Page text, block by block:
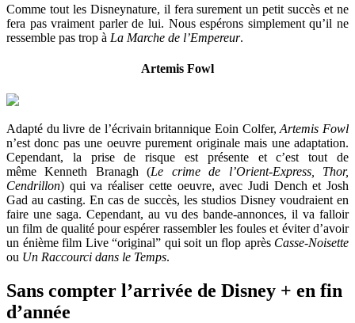
Comme tout les Disneynature, il fera surement un petit succès et ne
fera pas vraiment parler de lui. Nous espérons simplement qu’il ne
ressemble pas trop à La Marche de l’Empereur.
Artemis Fowl
Adapté du livre de l’écrivain britannique Eoin Colfer,Artemis Fowl
n’est donc pas une oeuvre purement originale mais une adaptation.
Cependant, la prise de risque est présente et c’est tout de
même Kenneth Branagh (Le crime de l’Orient-Express, Thor,
Cendrillon) qui va réaliser cette oeuvre, avec Judi Dench et Josh
Gad au casting. En cas de succès, les studios Disney voudraient en
faire une saga. Cependant, au vu des bande-annonces, il va falloir
un film de qualité pour espérer rassembler les foules et éviter d’avoir
un énième film Live “original” qui soit un flop après Casse-Noisette
ou Un Raccourci dans le Temps.
Sans compter l’arrivée de Disney + en fin
d’année